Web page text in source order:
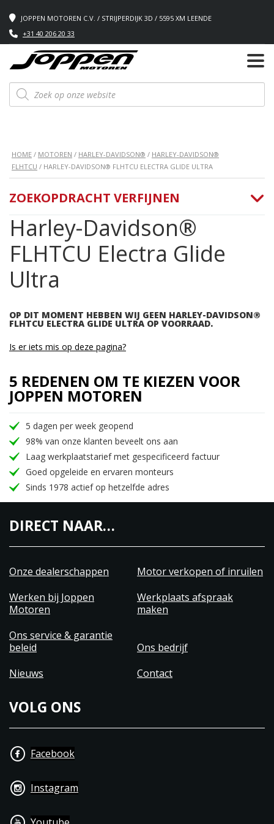
JOPPEN MOTOREN C.V. / STRIJPERDIJK 3D / 5595 XM LEENDE
+31 40 206 20 33
Producten
zoeken
HOME / MOTOREN / HARLEY-DAVIDSON® / HARLEY-DAVIDSON®
FLHTCU / HARLEY-DAVIDSON® FLHTCU ELECTRA GLIDE ULTRA
Harley-Davidson®
FLHTCU Electra Glide
Ultra
OP DIT MOMENT HEBBEN WIJ GEEN HARLEY-DAVIDSON®
FLHTCU ELECTRA GLIDE ULTRA OP VOORRAAD.
ZOEKOPDRACHT VERFIJNEN
Is er iets mis op deze pagina?
5 REDENEN OM TE KIEZEN VOOR
JOPPEN MOTOREN
5 dagen per week geopend
98% van onze klanten beveelt ons aan
Laag werkplaatstarief met gespecificeerd factuur
Goed opgeleide en ervaren monteurs
Sinds 1978 actief op hetzelfde adres
DIRECT NAAR…
Onze dealerschappen
Motor verkopen of inruilen
Werken bij Joppen
Motoren
Werkplaats afspraak
maken
Ons service & garantie
beleid
Ons bedrijf
Nieuws
Contact
VOLG ONS
Facebook
Instagram